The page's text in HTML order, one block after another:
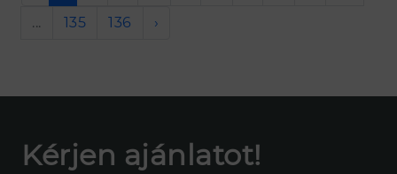
...
135 136 ›
Kérjen ajánlatot!